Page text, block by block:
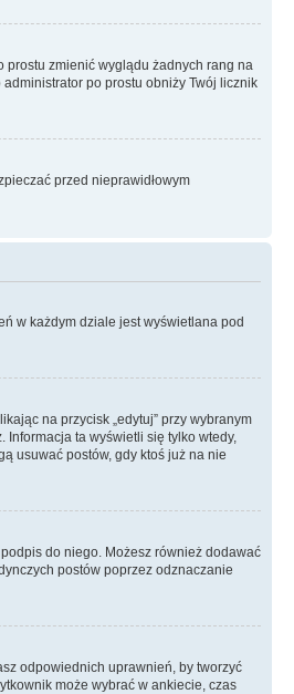
prostu zmienić wyglądu żadnych rang na
po prostu obniży Twój licznik
przed nieprawidłowym
w każdym dziale jest wyświetlana pod
na przycisk „edytuj” przy wybranym
Informacja ta wyświetli się tylko wtedy,
usuwać postów, gdy ktoś już na nie
do niego. Możesz również dodawać
postów poprzez odznaczanie
odpowiednich uprawnień, by tworzyć
może wybrać w ankiecie, czas